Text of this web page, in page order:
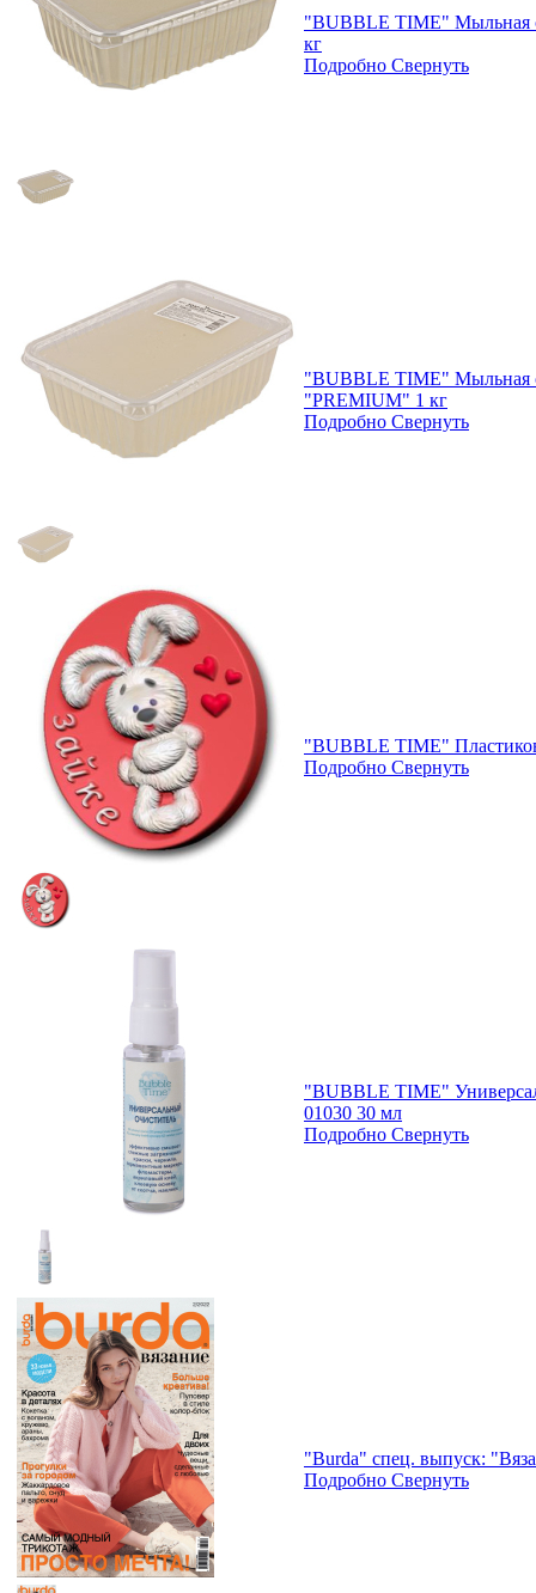
"BUBBLE TIME" Мыльная
кг
Подробно Свернуть
"BUBBLE TIME" Мыльная
"PREMIUM" 1 кг
Подробно Свернуть
"BUBBLE TIME"
Подробно Свернуть
"BUBBLE TIME"
01030 30 мл
Подробно Свернуть
"Burda" спец. выпуск:
Подробно Свернуть